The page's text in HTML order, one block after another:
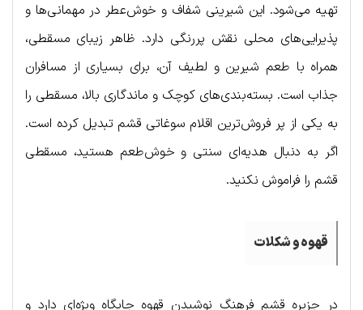
تهیه می‌شود. این شیرینی شفاف و خوش‌عطر در مهمانی‌ها و
پذیرایی‌های محلی نقش پررنگی دارد. ظاهر زیبای مسقطی،
همراه با طعم شیرین و لطیف آن، برای بسیاری از مسافران
جذاب است. بسته‌بندی‌های کوچک و ماندگاری بالا، مسقطی را
به یکی از پر فروش‌ترین اقلام سوغاتی قشم تبدیل کرده است.
اگر به دنبال هدیه‌ای سنتی و خوش‌طعم هستید، مسقطی
قشم را فراموش نکنید.
قهوه و شکلات
در جزیره قشم فرهنگ نوشیدن قهوه جایگاه ویژه‌ای دارد و